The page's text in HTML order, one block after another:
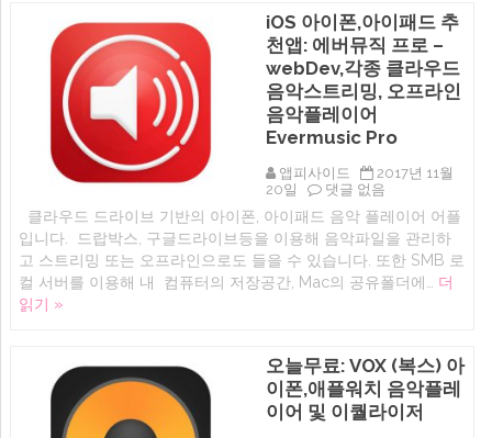
드)
에
며
숙
면,
힐
링
할
수
있
는
렉
스
레
인
(Relax
Rain)
에
iOS 아이폰,아이패드 추
천앱: 에버뮤직 프로 –
webDev,각종 클라우드
음악스트리밍, 오프라인
음악플레이어
Evermusic Pro
앱피사이드
2017년 11월
20일
iOS
이
폰,
아
이
패
에
버
뮤
직
댓글 없음
클라우드 드라이브 기반의 아이폰, 아이패드 음악 플레이어 어플
입니다. 드랍박스, 구글드라이브등을 이용해 음악파일을 관리하
고 스트리밍 또는 오프라인으로도 들을 수 있습니다. 또한 SMB 로
컬 서버를 이용해 내 컴퓨터의 저장공간, Mac의 공유폴더에… 더
읽기 »
오늘무료: VOX (복스) 아
이폰,애플워치 음악플레
이어 및 이퀄라이저